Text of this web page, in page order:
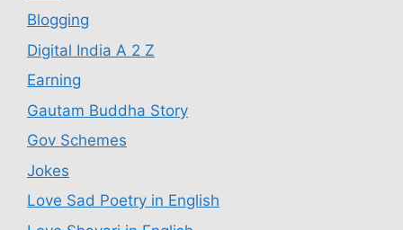
Blogging
Digital India A 2 Z
Earning
Gautam Buddha Story
Gov Schemes
Jokes
Love Sad Poetry in English